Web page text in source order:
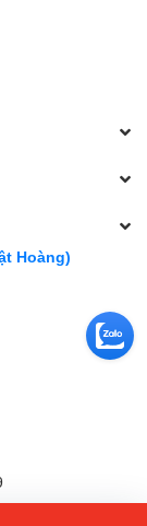
Hoàng)